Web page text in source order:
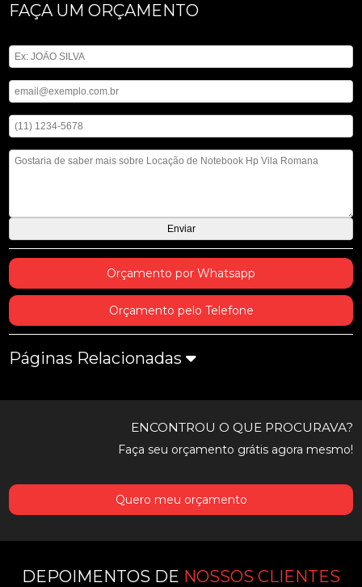
FAÇA UM ORÇAMENTO
Orçamento por Whatsapp
Orçamento pelo Telefone
Páginas Relacionadas
ENCONTROU O QUE PROCURAVA?
Faça seu orçamento grátis agora mesmo!
Quero meu orçamento
DEPOIMENTOS DE NOSSOS CLIENTES